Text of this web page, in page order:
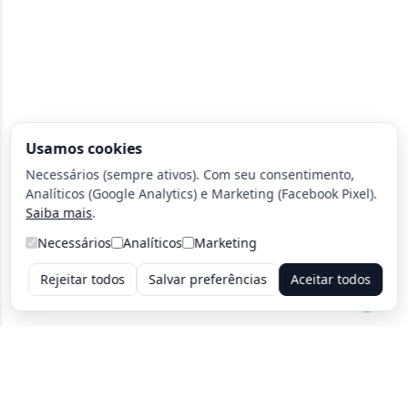
Usamos cookies
Necessários (sempre ativos). Com seu consentimento,
Analíticos (Google Analytics) e Marketing (Facebook Pixel).
Saiba mais.
Necessários
Analíticos Marketing
Rejeitar todos Salvar preferências Aceitar todos